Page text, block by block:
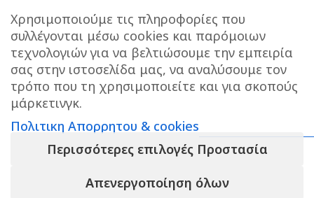
ΔΙΕΥΘΥΝΣΗ ΚΑΤΑΣΤΗΜΑΤΟΣ
Care stores Χολαργού: 17ης Νοεμβρίου 20, Χολαργός ,
2106514570 Χάρτης
επικοινωνίας αποθήκης : 6976890700
Χρησιμοποιούμε τις πληροφορίες που
συλλέγονται μέσω cookies και παρόμοιων
τεχνολογιών για να βελτιώσουμε την εμπειρία
σας στην ιστοσελίδα μας, να αναλύσουμε τον
τρόπο που τη χρησιμοποιείτε και για σκοπούς
μάρκετινγκ.
Πολιτικη Απορρητου & cookies
Περισσότερες επιλογές Προστασία
Απενεργοποίηση όλων